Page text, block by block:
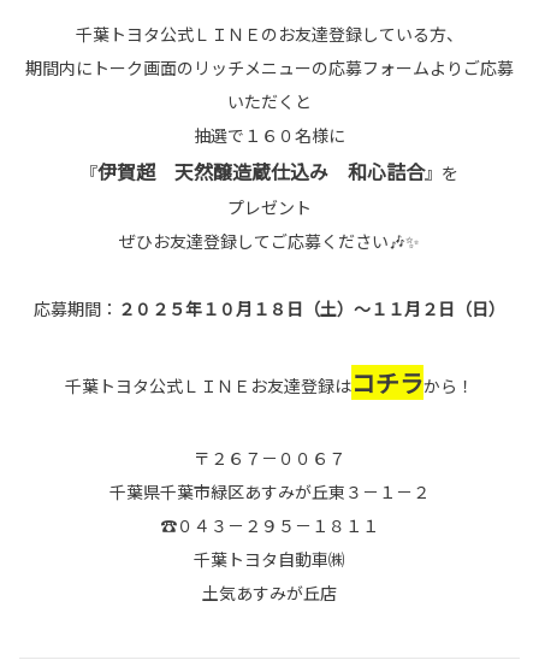
千葉トヨタ公式ＬＩＮＥのお友達登録している方、
期間内にトーク画面のリッチメニューの応募フォームよりご応募
いただくと
抽選で１６０名様に
『伊賀超 天然醸造蔵仕込み 和心詰合』を
プレゼント
ぜひお友達登録してご応募ください🎶✨
応募期間： ２０２５年１０月１８日（土）～１１月２日（日）
千葉トヨタ公式ＬＩＮＥお友達登録はコチラから！
〒２６７－００６７
千葉県千葉市緑区あすみが丘東３－１－２
☎０４３－２９５－１８１１
千葉トヨタ自動車㈱
土気あすみが丘店